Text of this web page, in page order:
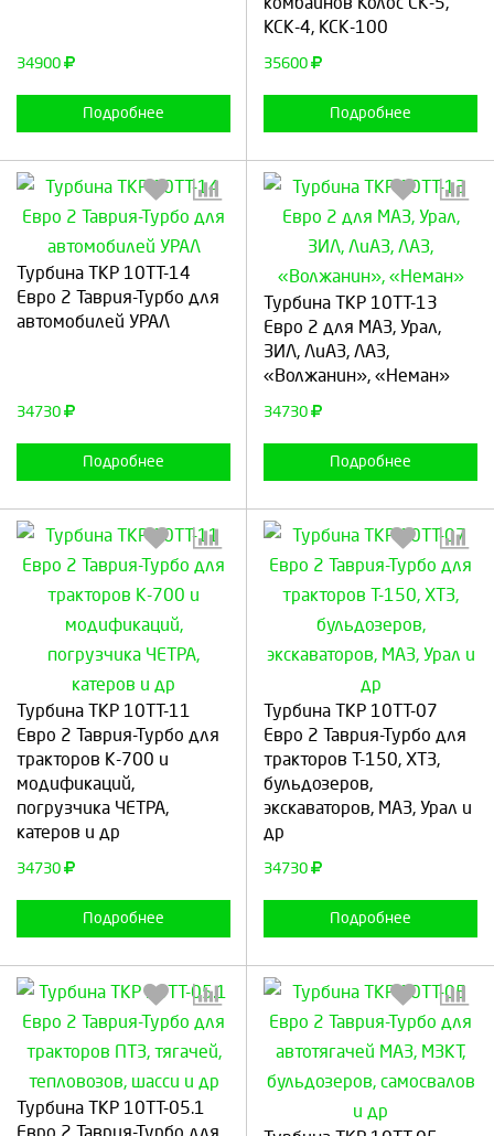
34900
Подробнее
КСК-4, КСК-100
35600
Подробнее
Турбина ТКР 10ТТ-14
Евро 2 Таврия-Турбо для
автомобилей УРАЛ
34730
Подробнее
Выберите количество:
Турбина ТКР 10ТТ-13
Евро 2 для МАЗ, Урал,
ЗИЛ, ЛиАЗ, ЛАЗ,
«Волжанин», «Неман»
34730
Подробнее
Выберите количество:
Продолжить Отмена
Турбина ТКР 10ТТ-11
Евро 2 Таврия-Турбо для
тракторов К-700 и
модификаций,
погрузчика ЧЕТРА,
катеров и др
34730
Подробнее
Выберите количество:
Продолжить
Турбина ТКР 10ТТ-07
Евро 2 Таврия-Турбо для
тракторов Т-150, ХТЗ,
бульдозеров,
экскаваторов, МАЗ, Урал и
др
34730
Подробнее
Выберите количество:
Продолжить
Турбина ТКР 10ТТ-05.1
Евро 2 Таврия-Турбо для
Выберите количество:
Выберите количество: